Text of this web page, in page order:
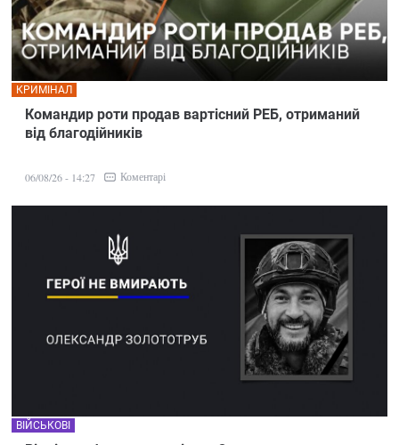
Командир роти продав вартісний РЕБ, отриманий
від благодійників
КРИМІНАЛ
06/08/26 - 14:27 Коментарі
ВІЙСЬКОВІ